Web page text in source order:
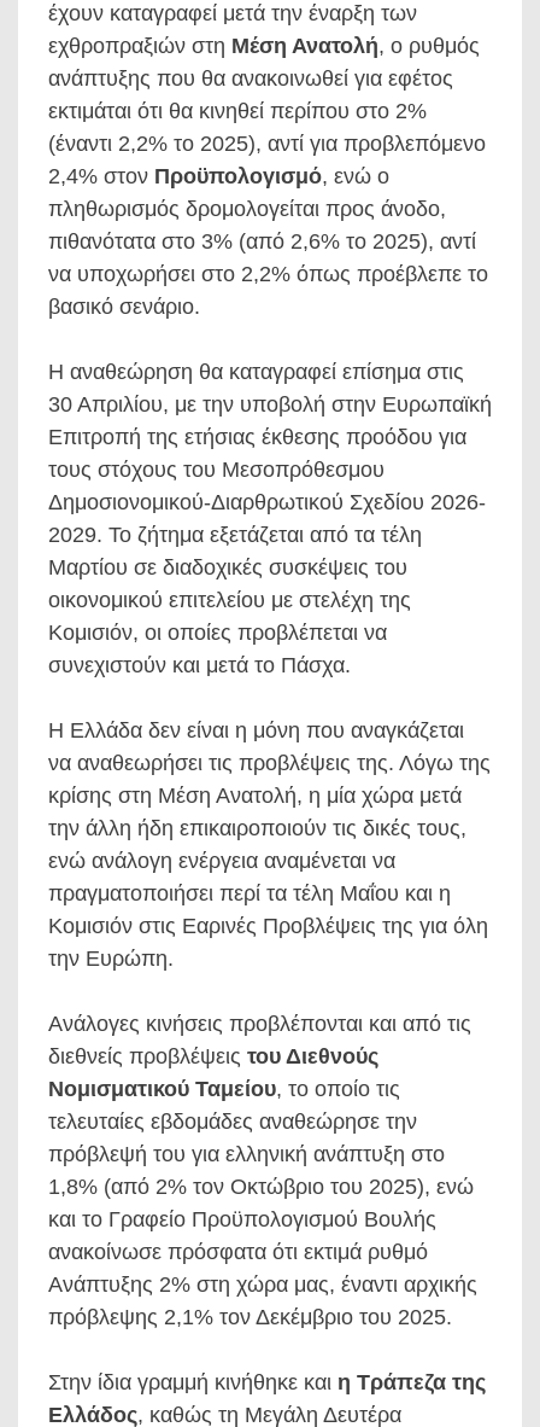
έχουν καταγραφεί μετά την έναρξη των
εχθροπραξιών στη Μέση Ανατολή, ο ρυθμός
ανάπτυξης που θα ανακοινωθεί για εφέτος
εκτιμάται ότι θα κινηθεί περίπου στο 2%
(έναντι 2,2% το 2025), αντί για προβλεπόμενο
2,4% στον Προϋπολογισμό, ενώ ο
πληθωρισμός δρομολογείται προς άνοδο,
πιθανότατα στο 3% (από 2,6% το 2025), αντί
να υποχωρήσει στο 2,2% όπως προέβλεπε το
βασικό σενάριο.
Η αναθεώρηση θα καταγραφεί επίσημα στις
30 Απριλίου, με την υποβολή στην Ευρωπαϊκή
Επιτροπή της ετήσιας έκθεσης προόδου για
τους στόχους του Μεσοπρόθεσμου
Δημοσιονομικού-Διαρθρωτικού Σχεδίου 2026-
2029. Το ζήτημα εξετάζεται από τα τέλη
Μαρτίου σε διαδοχικές συσκέψεις του
οικονομικού επιτελείου με στελέχη της
Κομισιόν, οι οποίες προβλέπεται να
συνεχιστούν και μετά το Πάσχα.
Η Ελλάδα δεν είναι η μόνη που αναγκάζεται
να αναθεωρήσει τις προβλέψεις της. Λόγω της
κρίσης στη Μέση Ανατολή, η μία χώρα μετά
την άλλη ήδη επικαιροποιούν τις δικές τους,
ενώ ανάλογη ενέργεια αναμένεται να
πραγματοποιήσει περί τα τέλη Μαΐου και η
Κομισιόν στις Εαρινές Προβλέψεις της για όλη
την Ευρώπη.
Ανάλογες κινήσεις προβλέπονται και από τις
διεθνείς προβλέψεις του Διεθνούς
Νομισματικού Ταμείου, το οποίο τις
τελευταίες εβδομάδες αναθεώρησε την
πρόβλεψή του για ελληνική ανάπτυξη στο
1,8% (από 2% τον Οκτώβριο του 2025), ενώ
και το Γραφείο Προϋπολογισμού Βουλής
ανακοίνωσε πρόσφατα ότι εκτιμά ρυθμό
Ανάπτυξης 2% στη χώρα μας, έναντι αρχικής
πρόβλεψης 2,1% τον Δεκέμβριο του 2025.
Στην ίδια γραμμή κινήθηκε και η Τράπεζα της
Ελλάδος, καθώς τη Μεγάλη Δευτέρα